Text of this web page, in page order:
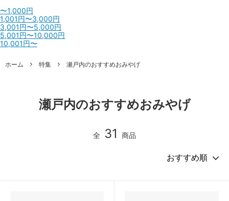
〜1,000円
1,001円〜3,000円
3,001円〜5,000円
5,001円〜10,000円
10,001円〜
ホーム 特集 瀬戸内のおすすめおみやげ
瀬戸内のおすすめおみやげ
全 31 商品